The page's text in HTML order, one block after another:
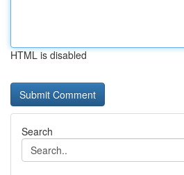
HTML is disabled
Search